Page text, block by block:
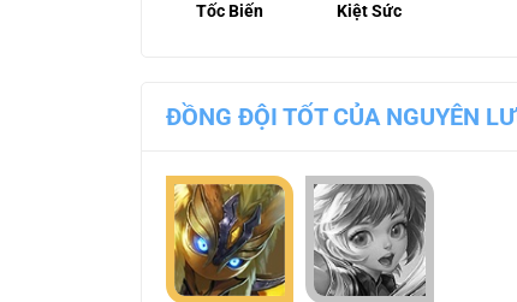
Tốc Biến Kiệt Sức
ĐỒNG ĐỘI TỐT CỦA NGUYÊN